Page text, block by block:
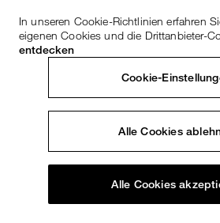
In unseren Cookie-Richtlinien erfahren
eigenen Cookies und die Drittanbieter-
entdecken
Cookie-
Alle Cookies
Alle Cookies